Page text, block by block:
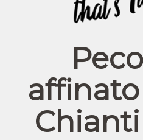
Chianti